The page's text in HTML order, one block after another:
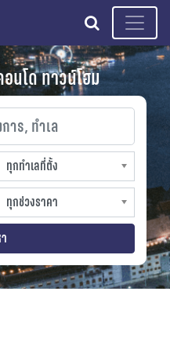
search
นโด ทาวน์โฮม
ทำเล
ทุกทำเลที่ตั้ง
ทุกช่วงราคา